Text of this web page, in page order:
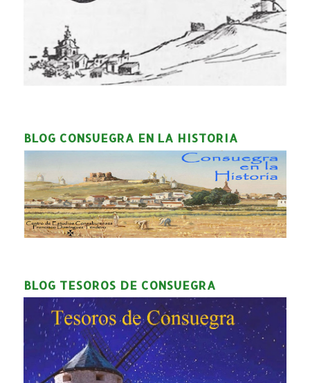
BLOG CONSUEGRA EN LA HISTORIA
BLOG TESOROS DE CONSUEGRA